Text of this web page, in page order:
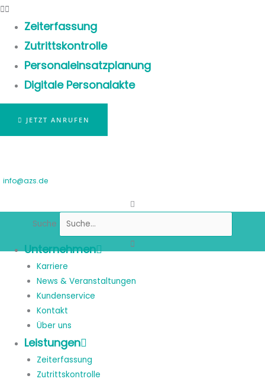
Zeiterfassung
Zutrittskontrolle
Personaleinsatzplanung
Digitale Personalakte
JETZT ANRUFEN
info@azs.de
Suche
Unternehmen
Karriere
News & Veranstaltungen
Kundenservice
Kontakt
Über uns
Leistungen
Zeiterfassung
Zutrittskontrolle